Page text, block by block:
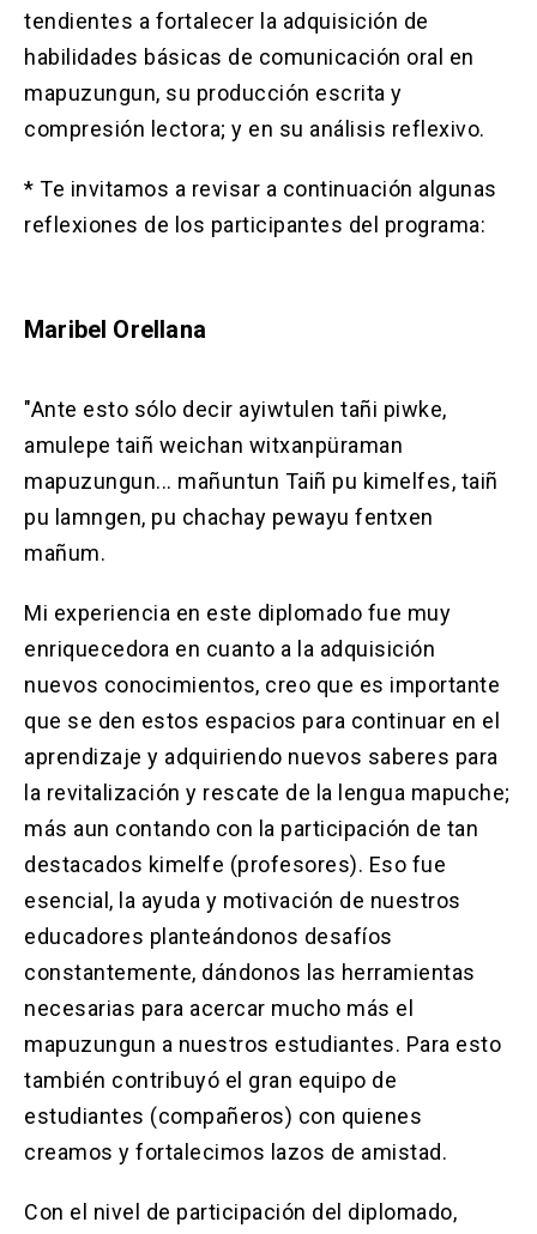
tendientes a fortalecer la adquisición de
habilidades básicas de comunicación oral en
mapuzungun, su producción escrita y
compresión lectora; y en su análisis reflexivo.
* Te invitamos a revisar a continuación algunas
reflexiones de los participantes del programa:
Maribel Orellana
"Ante esto sólo decir ayiwtulen tañi piwke,
amulepe taiñ weichan witxanpüraman
mapuzungun... mañuntun Taiñ pu kimelfes, taiñ
pu lamngen, pu chachay pewayu fentxen
mañum.
Mi experiencia en este diplomado fue muy
enriquecedora en cuanto a la adquisición
nuevos conocimientos, creo que es importante
que se den estos espacios para continuar en el
aprendizaje y adquiriendo nuevos saberes para
la revitalización y rescate de la lengua mapuche;
más aun contando con la participación de tan
destacados kimelfe (profesores). Eso fue
esencial, la ayuda y motivación de nuestros
educadores planteándonos desafíos
constantemente, dándonos las herramientas
necesarias para acercar mucho más el
mapuzungun a nuestros estudiantes. Para esto
también contribuyó el gran equipo de
estudiantes (compañeros) con quienes
creamos y fortalecimos lazos de amistad.
Con el nivel de participación del diplomado,